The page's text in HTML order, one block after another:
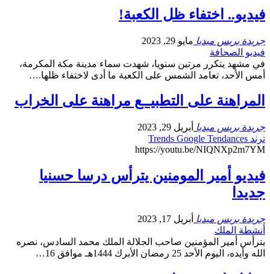
فيديو.. اختفاء ظل الكعبة!
جريدة بريس ميديا مايو 29, 2023
فيديو الصحافة
في مشهد يتكرر مرتين سنويا، شهدت سماء مدينة مكة المكرمة،
أمس الأحد، تعامد الشمس على الكعبة ما أدى لاختفاء ظلها.…
المراهنة على التطبيــع مراهنة على الخراب
جريدة بريس ميديا
أبريل 29, 2023
ترند Trends Google Tendances
https://youtu.be/NIQNXp2m7YM
فيديو أمير المومنين يترأس درسا حسنيا
جديدا
جريدة بريس ميديا
أبريل 17, 2023
أنشطة الملك
يترأس أمير المؤمنين صاحب الجلالة الملك محمد السادس، نصره
الله وأيده، اليوم الأحد 25 رمضان الأبرك 1444هـ موافق 16…